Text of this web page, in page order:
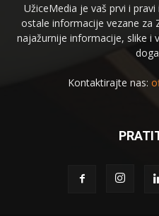
UžiceMedia je vaš prvi i
ostale informacije vezane za
najažurnije informacije, slike i
Kontaktirajte nas: